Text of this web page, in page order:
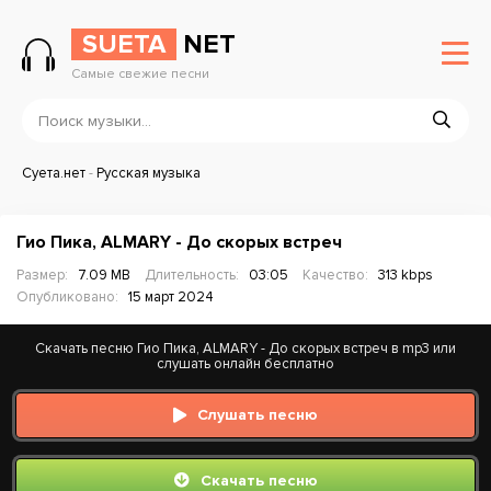
SUETA NET
Самые свежие песни
Суета.нет-Русская музыка
Гио Пика, ALMARY - До скорых встреч
Размер: 7.09 MB Длительность: 03:05 Качество:
313 kbps
Опубликовано:
15 март 2024
Скачать песню Гио Пика, ALMARY - До скорых встреч в mp3 или
слушать онлайн бесплатно
Слушать песню
Скачать песню